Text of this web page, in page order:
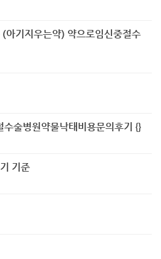
아기지우는약) 약으로임신중절수
술병원약물낙태비용문의후기 {}
기준